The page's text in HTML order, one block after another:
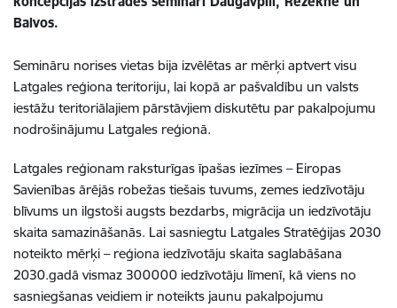
Balvos.
Semināru norises vietas bija izvēlētas ar mērķi aptvert visu
Latgales reģiona teritoriju, lai kopā ar pašvaldību un valsts
iestāžu teritoriālajiem pārstāvjiem diskutētu par pakalpojumu
nodrošinājumu Latgales reģionā.
Latgales reģionam raksturīgas īpašas iezīmes – Eiropas
Savienības ārējās robežas tiešais tuvums, zemes iedzīvotāju
blīvums un ilgstoši augsts bezdarbs, migrācija un iedzīvotāju
skaita samazināšanās. Lai sasniegtu Latgales Stratēģijas 2030
noteikto mērķi – reģiona iedzīvotāju skaita saglabāšana
2030.gadā vismaz 300000 iedzīvotāju līmenī, kā viens no
sasniegšanas veidiem ir noteikts jaunu pakalpojumu